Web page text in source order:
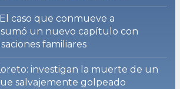
El caso que conmueve a
un nuevo capítulo con
familiares
investigan la muerte de un
salvajemente golpeado